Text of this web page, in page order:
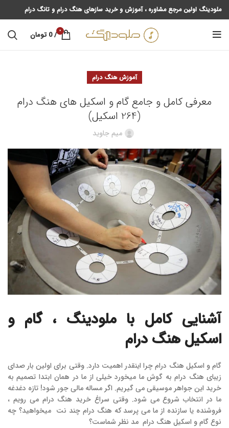
ملودینگ اولین مرجع مشاوره ، آموزش و خرید سازهای هنگ درام و تانگ درام
0
/
0 تومان
آموزش هنگ درام
معرفی کامل و جامع گام و اسکیل های هنگ درام
(264 اسکیل)
میم جاوید
آشنایی کامل با ملودینگ ، گام و
اسکیل هنگ درام
گام و اسکیل هنگ درام چرا اینقدر اهمیت دارد. وقتی برای اولین بار صدای
زیبای هنگ درام به گوش ما میخورد خیلی از ما در همان ابتدا تصمیم به
خرید این جواهر موسیقی می گیریم. اگر مساله مالی جور شود! تازه دغدغه
ما در انتخاب شروع می شود. وقتی سراغ خرید هنگ درام می رویم ،
فروشنده یا سازنده از ما می پرسد که هنگ درام چند نت میخواهید؟ چه
نوع گام و اسکیل هنگ درام مد نظر شماست؟